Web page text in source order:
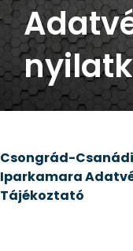
Csongrád-
Iparkamara
Tájékoztató